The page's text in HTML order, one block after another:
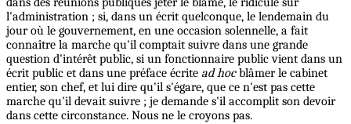
l'administration ; si, dans un écrit quelconque, le lendemain du
jour où le gouvernement, en une occasion solennelle, a fait
connaître la marche qu'il comptait suivre dans une grande
question d'intérêt public, si un fonctionnaire public vient dans un
écrit public et dans une préface écrite ad hocblâmer le cabinet
entier, son chef, et lui dire qu'il s'égare, que ce n'est pas cette
marche qu'il devait suivre ; je demande s'il accomplit son devoir
dans cette circonstance. Nous ne le croyons pas.